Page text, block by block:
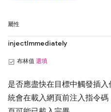
屬性
injectImmediately
布林值 選填
是否應盡快在目標中觸發插
統會在載入網頁前注入指令